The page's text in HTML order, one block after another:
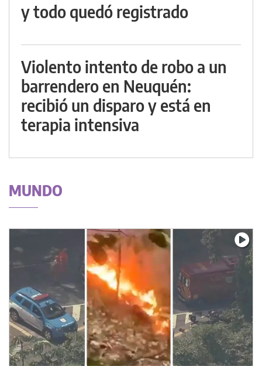
y todo quedó registrado
Violento intento de robo a un
barrendero en Neuquén:
recibió un disparo y está en
terapia intensiva
MUNDO